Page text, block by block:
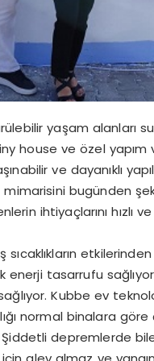
yaşam alanları
house ve özel yapım
ve dayanıklı
bugünden
ihtiyaçlarını hızlı
sıcaklıkların
tasarrufu
Kubbe ev
normal binalara
depremlerde